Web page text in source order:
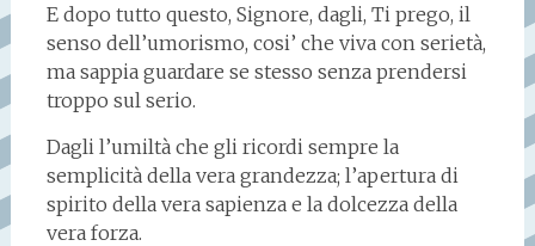
E dopo tutto questo, Signore, dagli, Ti prego, il
senso dell’umorismo, cosi’ che viva con serietà,
ma sappia guardare se stesso senza prendersi
troppo sul serio.
Dagli l’umiltà che gli ricordi sempre la
semplicità della vera grandezza; l’apertura di
spirito della vera sapienza e la dolcezza della
vera forza.